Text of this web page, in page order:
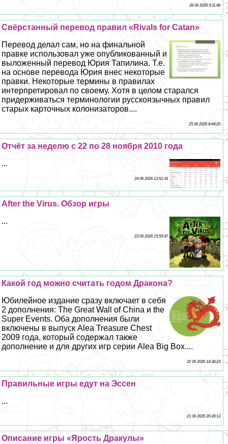
26 06 2026 9:11:46
Свёрстанный перевод правил «Rivals for Catan»
Перевод делал сам, но на финальной
правке использовал уже опубликованный и
выложенный перевод Юрия Тапилина. Т.е.
на основе перевода Юрия внес некоторые
правки. Некоторые термины в правилах
интерпретировал по своему. Хотя в целом старался
придерживаться терминологии русскоязычных правил
старых карточных колонизаторов....
25 06 2026 8:44:20
Отчёт за неделю с 22 по 28 ноября 2010 года
...
24 06 2026 13:51:16
After the Virus. Обзор игры
...
23 06 2026 15:55:47
Какой год можно считать годом Дpaкона?
Юбилейное издание сразу включает в себя
2 дополнения: The Great Wall of China и the
Super Events. Оба дополнения были
включены в выпуск Alea Treasure Chest
2009 года, который содержал также
дополнение и для других игр серии Alea Big Box....
22 06 2026 14:38:23
Правильные игры едут на Эссен
...
21 06 2026 20:39:13
Описание игры «Ярость Дpaкулы»